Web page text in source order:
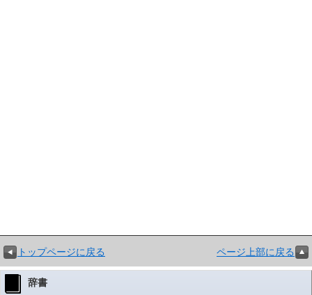
トップページに戻る ページ上部に戻る
辞書